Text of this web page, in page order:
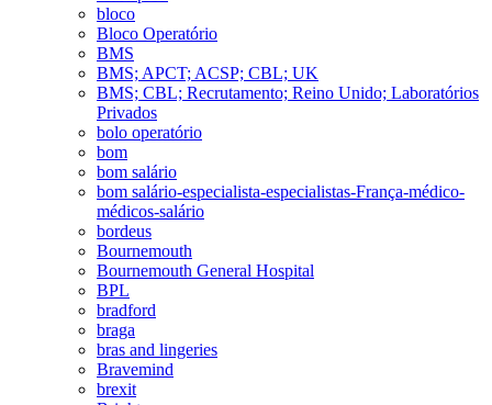
bloco
Bloco Operatório
BMS
BMS; APCT; ACSP; CBL; UK
BMS; CBL; Recrutamento; Reino Unido; Laboratórios
Privados
bolo operatório
bom
bom salário
bom salário-especialista-especialistas-França-médico-
médicos-salário
bordeus
Bournemouth
Bournemouth General Hospital
BPL
bradford
braga
bras and lingeries
Bravemind
brexit